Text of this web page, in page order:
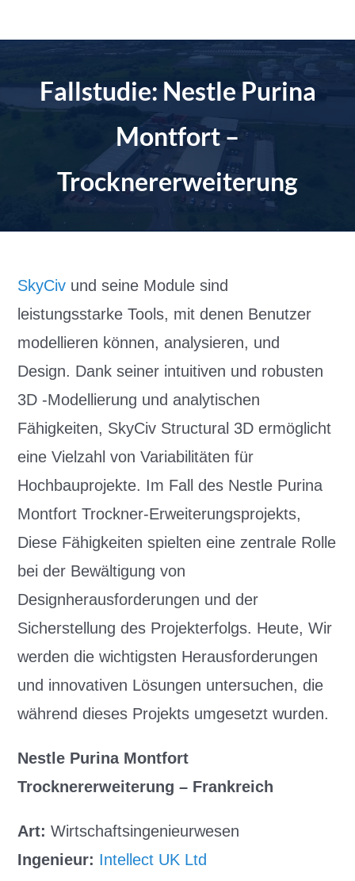
Fallstudie: Nestle Purina
Montfort –
Trocknererweiterung
SkyCiv und seine Module sind
leistungsstarke Tools, mit denen Benutzer
modellieren können, analysieren, und
Design. Dank seiner intuitiven und robusten
3D -Modellierung und analytischen
Fähigkeiten, SkyCiv Structural 3D ermöglicht
eine Vielzahl von Variabilitäten für
Hochbauprojekte. Im Fall des Nestle Purina
Montfort Trockner-Erweiterungsprojekts,
Diese Fähigkeiten spielten eine zentrale Rolle
bei der Bewältigung von
Designherausforderungen und der
Sicherstellung des Projekterfolgs. Heute, Wir
werden die wichtigsten Herausforderungen
und innovativen Lösungen untersuchen, die
während dieses Projekts umgesetzt wurden.
Nestle Purina Montfort
Trocknererweiterung – Frankreich
Art: Wirtschaftsingenieurwesen
Ingenieur: Intellect UK Ltd